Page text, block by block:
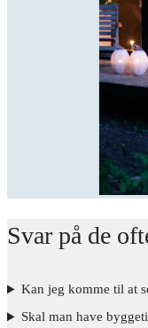
Svar på de
Kan jeg komme til at
Skal man have